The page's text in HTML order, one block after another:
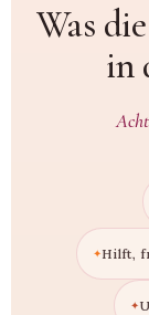
Was
in
Hilft,